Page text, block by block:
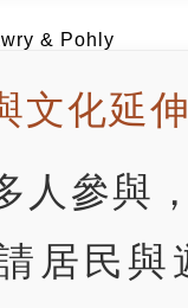
& Pohly
文化延
人參與
居民與